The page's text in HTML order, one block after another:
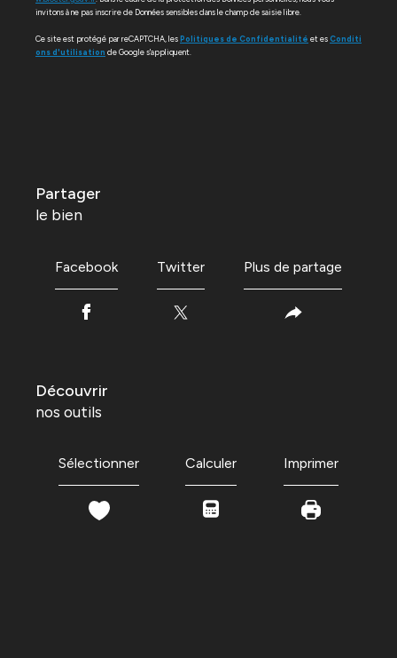
invitons à ne pas inscrire de Données sensibles dans le champ de saisie libre.
Ce site est protégé par reCAPTCHA, lesPolitiques de Confidentialité et esConditi
ons d'utilisation de Google s'appliquent.
partager
le bien
Facebook Twitter Plus de partage
découvrir
nos outils
Sélectionner Calculer Imprimer